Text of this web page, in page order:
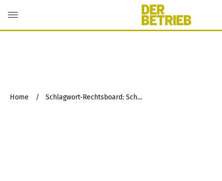
Home / Schlagwort-Rechtsboard: Schutzkonzepte